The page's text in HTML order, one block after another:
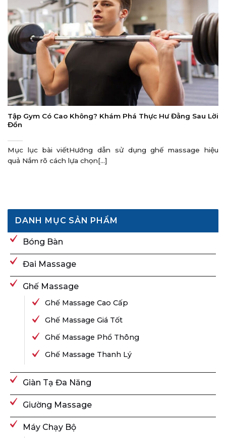
Tập Gym Có Cao Không? Khám Phá Thực Hư Đằng Sau Lời
Đồn
Mục lục bài viếtHướng dẫn sử dụng ghế massage hiệu
quả Nắm rõ cách lựa chọn[...]
DANH MỤC SẢN PHẨM
Bóng Bàn
Đai Massage
Ghế Massage
Ghế Massage Cao Cấp
Ghế Massage Giá Tốt
Ghế Massage Phổ Thông
Ghế Massage Thanh Lý
Giàn Tạ Đa Năng
Giường Massage
Máy Chạy Bộ